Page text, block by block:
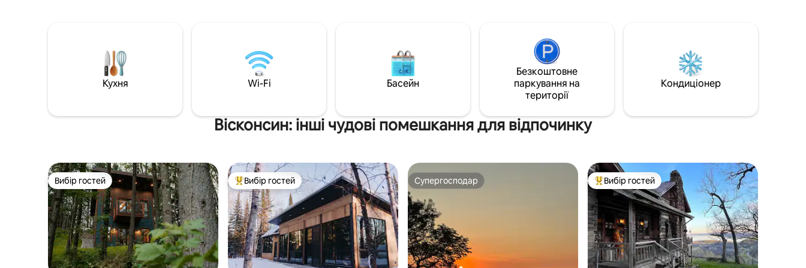
в будиночку на дереві! 3 милі до озера
Мічиган і центру міста. Якщо ми будемо
вдома, безкоштовний чай!
Приїжджайте й отримайте спогади на
місцевих мешканців.
Душ великий і відкритий, двері
відчиняються на задню палубу для
душу на відкритому повітрі. Красивий
критий ганок з видом на луки та ліс.
просто відпочиньте на хребті,
спостерігаючи за птахами та дикою
природою. Трохи більше години їзди
від Міст-близнюків на вас чекає
перебування!
вишуканому помешканні. Незалежно
від того, чи ви шукаєте романтичний
відпочинок, тихий відпочинок або базу
для пригод у Деллсі, цей спокійний
Кухня Wi-Fi Басейн
Безкоштовне
паркування на
території
Кондиціонер
Вісконсин: інші чудові помешкання для відпочинку
Вибір гостей
Вибір гостей Топ вибір гостей
Вибір гостей Супергосподар
Супергосподар Топ вибір гостей
Вибір гостей